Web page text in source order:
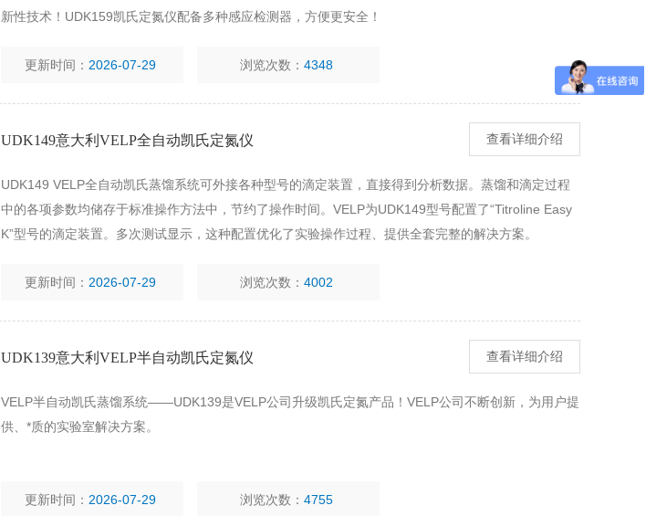
新性技术！UDK159凯氏定氮仪配备多种感应检测器，方便更安全！
更新时间： 2026-07-29 浏览次数：4348
UDK149意大利VELP全自动凯氏定氮仪 查看详细介绍
UDK149 VELP全自动凯氏蒸馏系统可外接各种型号的滴定装置，直接得到分析数据。蒸馏和滴定过程
中的各项参数均储存于标准操作方法中，节约了操作时间。VELP为UDK149型号配置了“Titroline Easy
K”型号的滴定装置。多次测试显示，这种配置优化了实验操作过程、提供全套完整的解决方案。
更新时间： 2026-07-29 浏览次数：4002
UDK139意大利VELP半自动凯氏定氮仪 查看详细介绍
VELP半自动凯氏蒸馏系统——UDK139是VELP公司升级凯氏定氮产品！VELP公司不断创新，为用户提
供、*质的实验室解决方案。
更新时间： 2026-07-29 浏览次数：4755